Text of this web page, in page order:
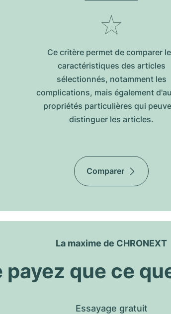
Ce critère permet de comparer
caractéristiques des articles
sélectionnés, notamment les
complications, mais également
propriétés particulières qui
distinguer les articles.
Comparer
La maxime de CHRONEXT
payez que ce
Essayage gratuit